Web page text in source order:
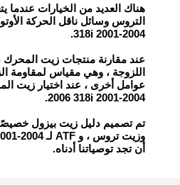
هناك العديد من الخيارات عندما
318i 2001-2004.
عند مقارنة منتجات زيت المحرك
اللزوجة ، وهي مقياس لمقاومة
2006 318i 2001-2004.
تم تصميم دليل زيت بيزول
أن تجد توصياتنا أدناه.